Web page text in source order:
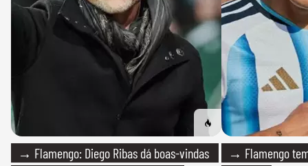
→ Flamengo: Diego Ribas dá boas-vindas
→ Flamengo